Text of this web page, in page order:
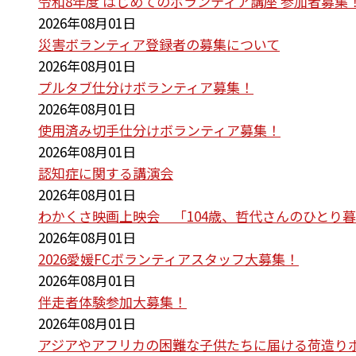
2026年08月01日
災害ボランティア登録者の募集について
2026年08月01日
プルタブ仕分けボランティア募集！
2026年08月01日
使用済み切手仕分けボランティア募集！
2026年08月01日
認知症に関する講演会
2026年08月01日
わかくさ映画上映会 「104歳、哲代さんのひとり暮
2026年08月01日
2026愛媛FCボランティアスタッフ大募集！
2026年08月01日
伴走者体験参加大募集！
2026年08月01日
アジアやアフリカの困難な子供たちに届ける荷造り